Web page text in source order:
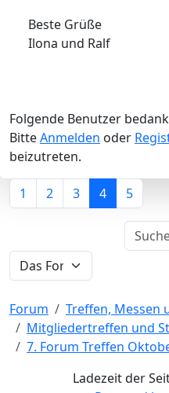
Beste Grüße
Ilona und Ralf
Folgende Benutzer
BitteAnmelden oder
beizutreten.
1 2 3 4 5
Forum
Treffen, Messen
Mitgliedertreffen und
7. Forum Treffen
Ladezeit der